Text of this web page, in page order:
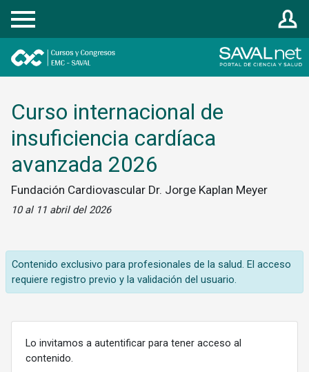
Registrarse
Curso internacional de
insuficiencia cardíaca
avanzada 2026
Fundación Cardiovascular Dr. Jorge Kaplan Meyer
10 al 11 abril del 2026
Contenido exclusivo para profesionales de la salud. El acceso
requiere registro previo y la validación del usuario.
Lo invitamos a autentificar para tener acceso al
contenido.